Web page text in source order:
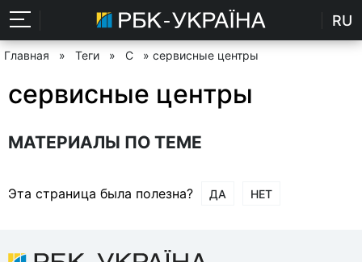
RU
Главная » Теги » С » сервисные центры
сервисные центры
МАТЕРИАЛЫ ПО ТЕМЕ
Эта страница была полезна? ДА НЕТ